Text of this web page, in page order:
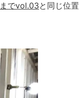
でvol.03と同じ位置